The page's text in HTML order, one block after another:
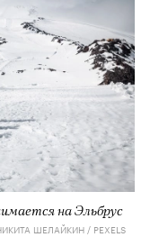
на Эльбрус
ШЕЛАЙКИН / PEXELS